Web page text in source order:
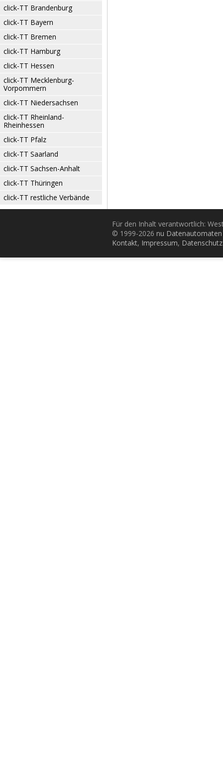
click-TT Brandenburg
click-TT Bayern
click-TT Bremen
click-TT Hamburg
click-TT Hessen
click-TT Mecklenburg-
Vorpommern
click-TT Niedersachsen
click-TT Rheinland-
Rheinhessen
click-TT Pfalz
click-TT Saarland
click-TT Sachsen-Anhalt
click-TT Thüringen
click-TT restliche Verbände
Für den Inhalt verantwortlich:
© 1999-2026 nu
Kontakt, Impressum, Datenschutz